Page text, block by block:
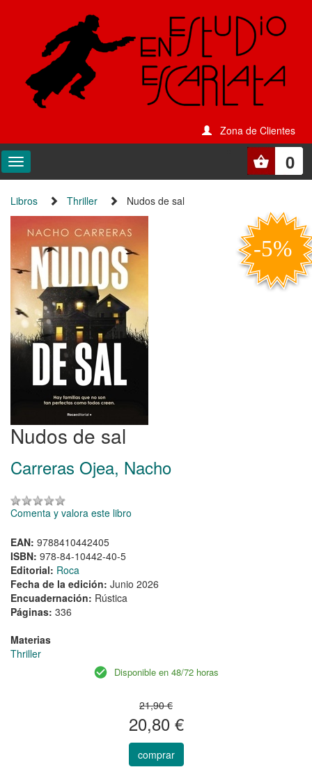
Zona de Clientes
0
Libros Thriller Nudos de sal
Nudos de sal
Carreras Ojea, Nacho
Comenta y valora este libro
EAN: 9788410442405
ISBN: 978-84-10442-40-5
Editorial: Roca
Fecha de la edición: Junio 2026
Encuadernación: Rústica
Páginas: 336
Materias
Thriller
Disponible en 48/72 horas
21,90 €
20,80 €
comprar